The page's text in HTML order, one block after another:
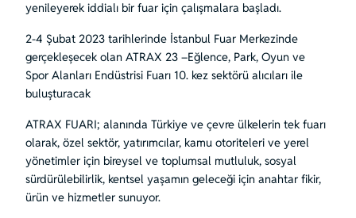
yenileyerek iddialı bir fuar için çalışmalara başladı.
2-4 Şubat 2023 tarihlerinde İstanbul Fuar Merkezinde
gerçekleşecek olan ATRAX 23 –Eğlence, Park, Oyun ve
Spor Alanları Endüstrisi Fuarı 10. kez sektörü alıcıları ile
buluşturacak
ATRAX FUARI; alanında Türkiye ve çevre ülkelerin tek fuarı
olarak, özel sektör, yatırımcılar, kamu otoriteleri ve yerel
yönetimler için bireysel ve toplumsal mutluluk, sosyal
sürdürülebilirlik, kentsel yaşamın geleceği için anahtar fikir,
ürün ve hizmetler sunuyor.